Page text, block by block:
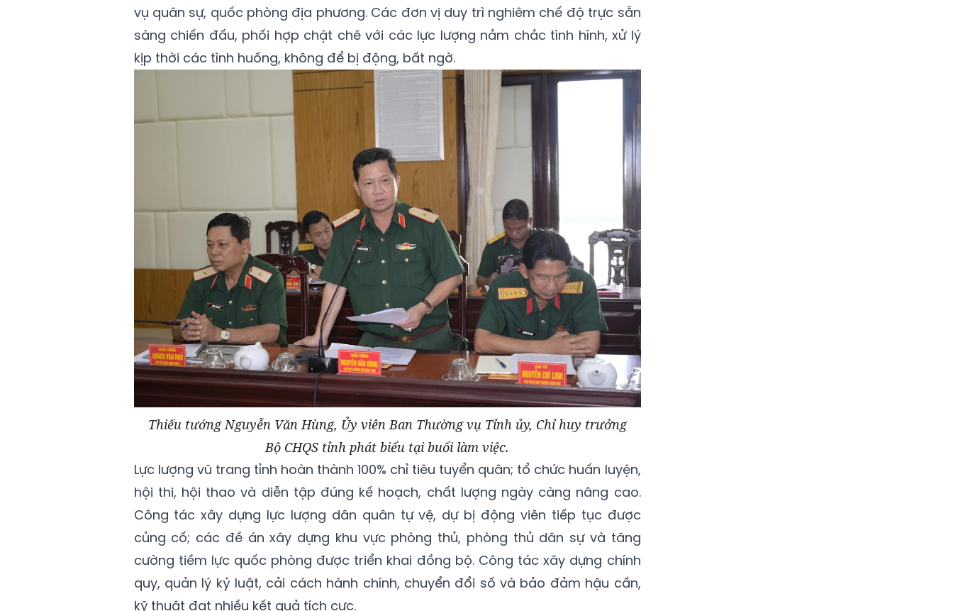
vụ quân sự, quốc phòng địa phương. Các đơn vị duy trì nghiêm chế độ trực sẵn
sàng chiến đấu, phối hợp chặt chẽ với các lực lượng nắm chắc tình hình, xử lý
kịp thời các tình huống, không để bị động, bất ngờ.
Thiếu tướng Nguyễn Văn Hùng, Ủy viên Ban Thường vụ Tỉnh ủy, Chỉ huy trưởng
Bộ CHQS tỉnh phát biểu tại buổi làm việc.
Lực lượng vũ trang tỉnh hoàn thành 100% chỉ tiêu tuyển quân; tổ chức huấn luyện,
hội thi, hội thao và diễn tập đúng kế hoạch, chất lượng ngày càng nâng cao.
Công tác xây dựng lực lượng dân quân tự vệ, dự bị động viên tiếp tục được
củng cố; các đề án xây dựng khu vực phòng thủ, phòng thủ dân sự và tăng
cường tiềm lực quốc phòng được triển khai đồng bộ. Công tác xây dựng chính
quy, quản lý kỷ luật, cải cách hành chính, chuyển đổi số và bảo đảm hậu cần,
kỹ thuật đạt nhiều kết quả tích cực.